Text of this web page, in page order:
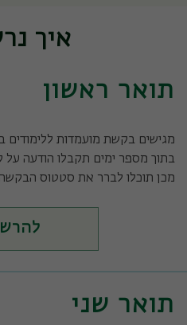
איך
תואר ראשון
מגישים בקשת מועמדות ללימודים
בתוך מספר ימים תקבלו הודעה
מכן תוכלו לברר את סטטוס
תואר שני